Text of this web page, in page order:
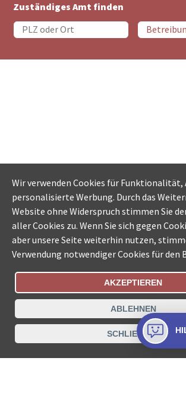
Zuständiges Amt finden
Bestellungsstatus Ämtersuche der
Datenschutz Impressum
Kontakt
Wir verwenden Cookies für Funktionalität,
personalisierte Werbung. Durch das
Website ohne Widerspruch stimmen Sie
aller Cookies zu. Wenn Sie sich gegen
aber unsere Seite weiterhin nutzen,
Verwendung notwendiger Cookies für den
AKZEPTIEREN
ABLEHNEN
SCHLIESSEN